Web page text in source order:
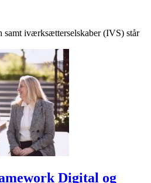
samt iværksætterselskaber (IVS) står
Digital og